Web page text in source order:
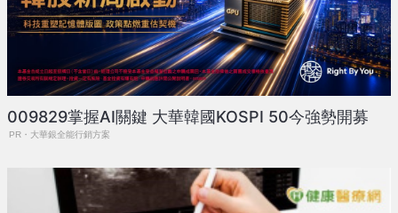
009829掌握AI關鍵 大華韓國KOSPI 50今強勢開募
PR・大華銀全能行銷方案